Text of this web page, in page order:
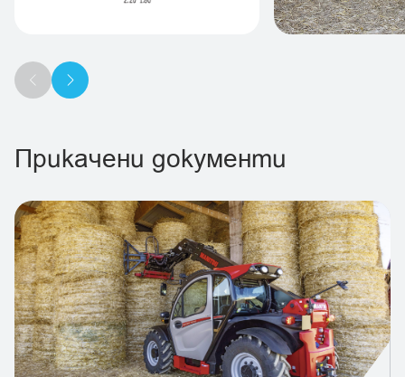
Прикачени документи